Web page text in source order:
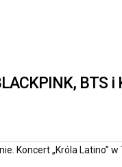
BTS